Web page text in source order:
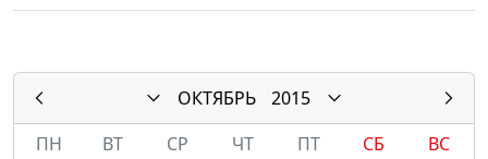
ОКТЯБРЬ
2015
ПН
ВТ СР ЧТ ПТ СБ
ВС